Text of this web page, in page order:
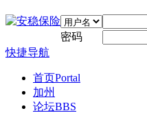
密码
快捷导航
首页Portal
加州
论坛BBS